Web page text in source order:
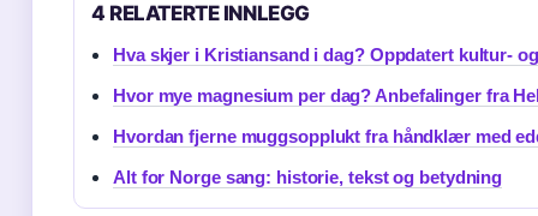
4 RELATERTE INNLEGG
Hva skjer i Kristiansand i dag? Oppdatert kultur-
Hvor mye magnesium per dag? Anbefalinger fra
Hvordan fjerne muggsopplukt fra håndklær med
Alt for Norge sang: historie, tekst og betydning